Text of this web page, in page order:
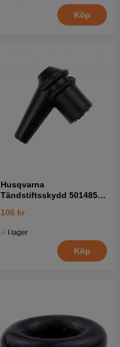
Köp
Husqvarna
Tändstiftsskydd 5014854-
106 kr
I lager
Köp